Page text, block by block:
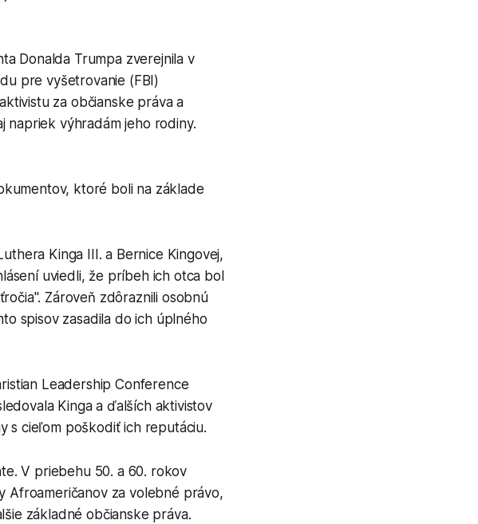
Donalda Trumpa zverejnila v
pre vyšetrovanie (FBI)
za občianske práva a
napriek výhradám jeho rodiny.
ktoré boli na základe
Kinga III. a Bernice Kingovej,
uviedli, že príbeh ich otca bol
Zároveň zdôraznili osobnú
spisov zasadila do ich úplného
Leadership Conference
Kinga a ďalších aktivistov
s cieľom poškodiť ich reputáciu.
V priebehu 50. a 60. rokov
Afroameričanov za volebné právo,
základné občianske práva.